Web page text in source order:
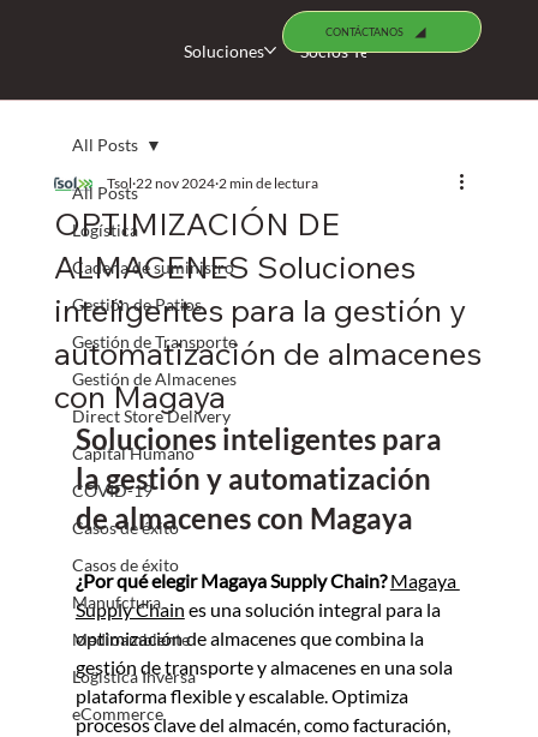
Soluciones Socios Tecnológicos
CONTÁCTANOS
All Posts
Logística
Cadena de suministro
Gestión de Patios
Gestión de Transporte
Gestión de Almacenes
Direct Store Delivery
Capital Humano
COVID-19
Casos de éxito
Casos de éxito
Manufctura
Medioambiente
Logística Inversa
eCommerce
All Posts
OPTIMIZACIÓN DE
ALMACENES Soluciones
inteligentes para la gestión y
automatización de almacenes
con Magaya
Tsol 22 nov 2024 2 min de lectura
Soluciones inteligentes para
la gestión y automatización
de almacenes con Magaya
¿Por qué elegir Magaya Supply Chain? Magaya
Supply Chain es una solución integral para la
optimización de almacenes que combina la
gestión de transporte y almacenes en una sola
plataforma flexible y escalable. Optimiza
procesos clave del almacén, como facturación,